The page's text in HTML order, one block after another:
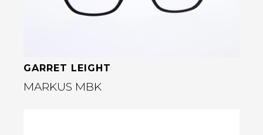
GARRET LEIGHT
MARKUS MBK